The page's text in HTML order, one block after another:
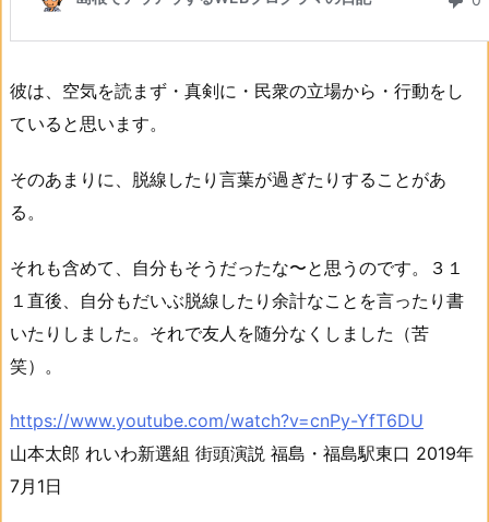
彼は、空気を読まず・真剣に・民衆の立場から・行動をし
ていると思います。
そのあまりに、脱線したり言葉が過ぎたりすることがあ
る。
それも含めて、自分もそうだったな〜と思うのです。３１
１直後、自分もだいぶ脱線したり余計なことを言ったり書
いたりしました。それで友人を随分なくしました（苦
笑）。
https://www.youtube.com/watch?v=cnPy-YfT6DU
山本太郎 れいわ新選組 街頭演説 福島・福島駅東口 2019年
7月1日